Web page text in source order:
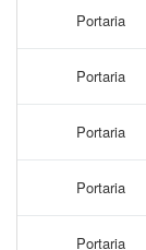
Portaria
Portaria
Portaria
Portaria
Portaria